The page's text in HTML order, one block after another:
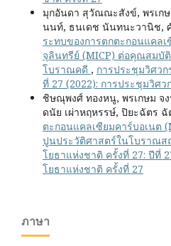
มุกอันดา สุวัณณะสังข์, พรเก
นนท์, ธนเดช นันทนะวานิช,
ระทบของการตกตะกอนแคล
จุลินทรีย์ (MICP) ต่อคุณสมบั
โบราณคดี , การประชุมวิศว
ที่ 27 (2022): การประชุมวิศ
ชิษณุพงศ์ ทองหนู, พรเกษม
ดนัย เผ่าหฤหรรษ์, ปิยะฉัตร ฉั
ตะกอนแคลเซียมคาร์บอเนต
ปูนประวัติศาสตร์ในโบราณส
โยธาแห่งชาติ ครั้งที่ 27: ปีที่
โยธาแห่งชาติ ครั้งที่ 27
ภาษา